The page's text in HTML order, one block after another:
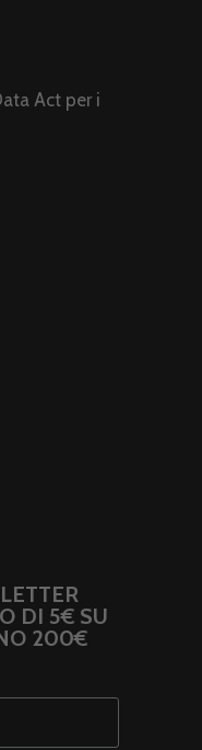
Act per i
DI 5€ SU
200€